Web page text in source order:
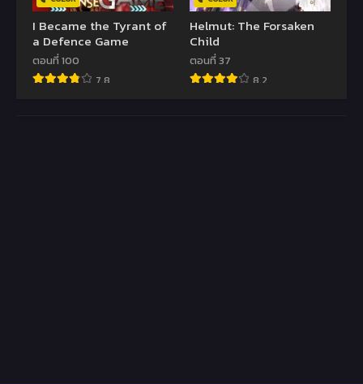
I Became the Tyrant of
a Defence Game
ตอนที่ 100
7.8
Helmut: The Forsaken
Child
ตอนที่ 37
8.2